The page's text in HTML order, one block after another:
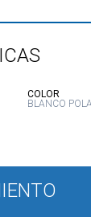
COLOR
BLANCO